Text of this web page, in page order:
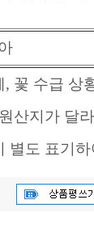
꽃 수급 상
산지가 달
별도 표기